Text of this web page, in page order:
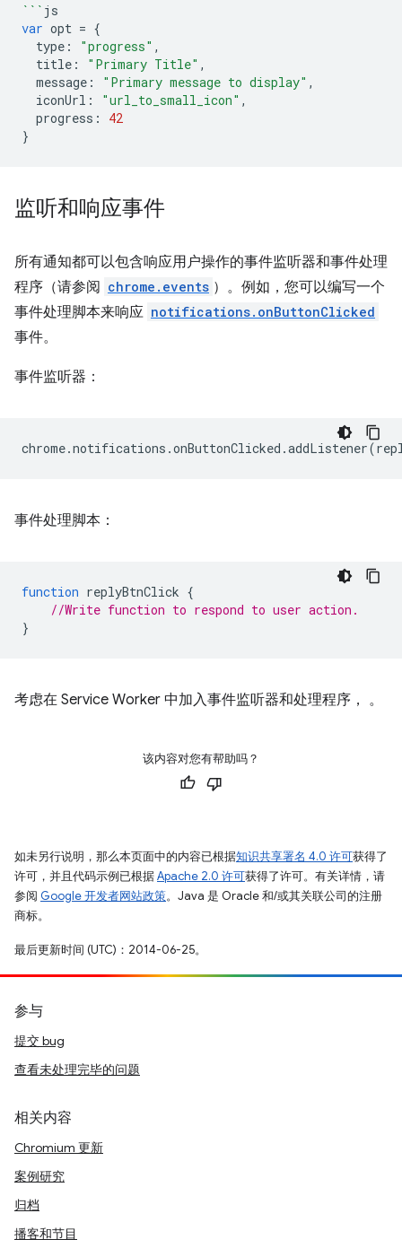
``` js
var opt = {
type : "progress" ,
title : "Primary Title" ,
message : "Primary message to display" ,
iconUrl : "url_to_small_icon" ,
progress :
42
}
监听和响应事件
所有通知都可以包含响应用户操作的事件监听器和事件处理
程序（请参阅 chrome.events ）。例如，您可以编写一个
事件处理脚本来响应 notifications.onButtonClicked
事件。
事件监听器：
chrome.notifications .onButtonClicked .addListener(
事件处理脚本：
function replyBtnClick {
//Write function to respond to user action.
}
考虑在 Service Worker 中加入事件监听器和处理程序， 。
该内容对您有帮助吗？
如未另行说明，那么本页面中的内容已根据知识共享署名 4.0 许可获得了
许可，并且代码示例已根据Apache 2.0 许可获得了许可。有关详情，请
参阅 Google 开发者网站政策。Java 是 Oracle 和/或其关联公司的注册
商标。
最后更新时间 (UTC)：2014-06-25。
参与
提交 bug
查看未处理完毕的问题
相关内容
Chromium 更新
案例研究
归档
播客和节目